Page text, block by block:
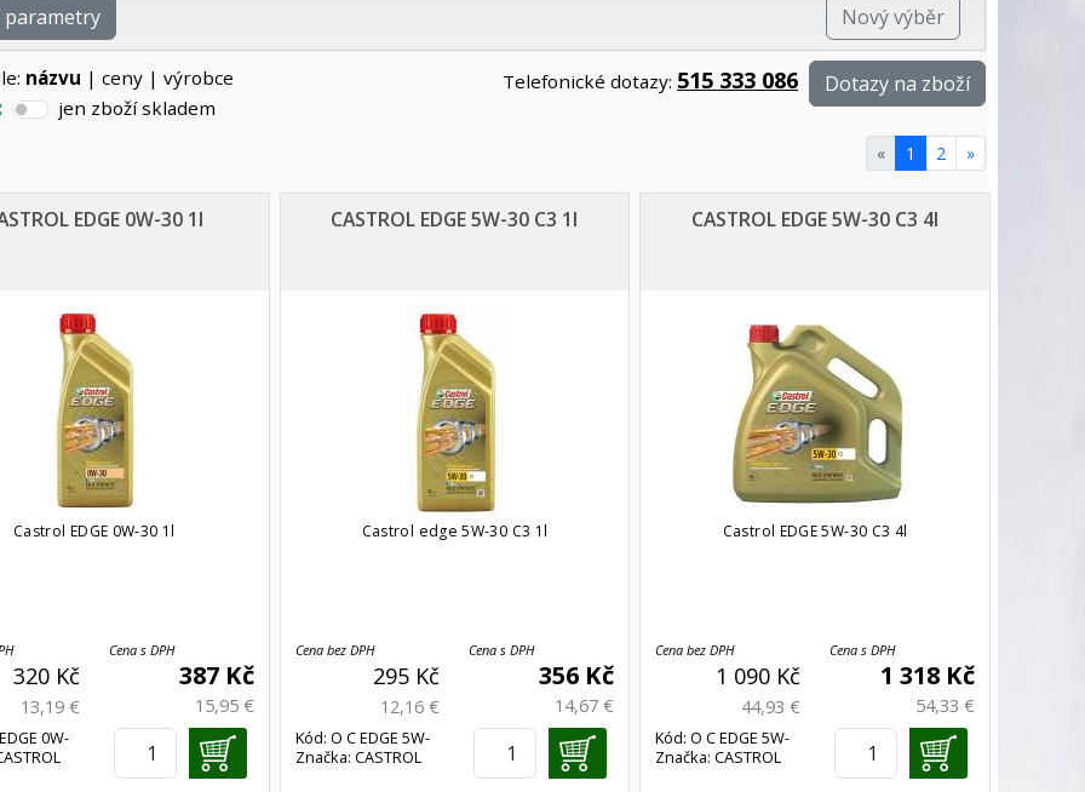
parametry Nový výběr
názvu | ceny | výrobce
jen zboží skladem
Telefonické dotazy: 515 333 086 Dotazy na zboží
« 1 2 »
EDGE 0W-30 1l
Castrol EDGE 0W-30 1l
320 Kč
13,19 €
Cena s DPH
387 Kč
15,95 €
0W-
CASTROL EDGE 5W-30 C3 1l
Castrol edge 5W-30 C3 1l
Cena bez DPH
295 Kč
12,16 €
Cena s DPH
356 Kč
14,67 €
Kód: O C EDGE 5W-
30 C3 1l
Značka: CASTROL
CASTROL EDGE 5W-30 C3 4l
Castrol EDGE 5W-30 C3 4l
Cena bez DPH
1 090 Kč
44,93 €
Cena s DPH
1 318 Kč
54,33 €
Kód: O C EDGE 5W-
30 C3 4l
Značka: CASTROL